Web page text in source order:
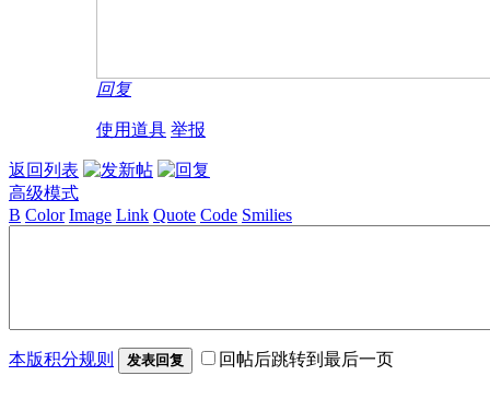
回复
使用道具 举报
返回列表
高级模式
B Color Image Link Quote Code Smilies
本版积分规则 发表回复 回帖后跳转到最后一页